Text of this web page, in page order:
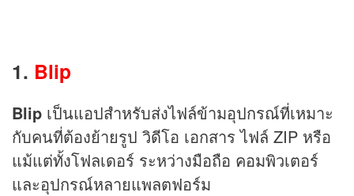
1. Blip
Blip เป็นแอปสำหรับส่งไฟล์ข้ามอุปกรณ์ที่เหมาะ
กับคนที่ต้องย้ายรูป วิดีโอ เอกสาร ไฟล์ ZIP หรือ
แม้แต่ทั้งโฟลเดอร์ ระหว่างมือถือ คอมพิวเตอร์
และอุปกรณ์หลายแพลตฟอร์ม